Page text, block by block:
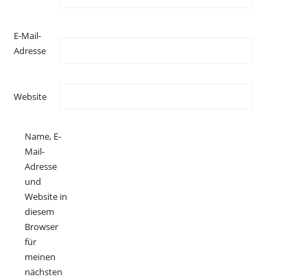
E-Mail-
Adresse
Website
Name, E-
Mail-
Adresse
und
Website in
diesem
Browser
für
meinen
nächsten